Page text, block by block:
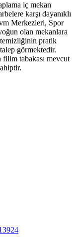
iç mekan
karşı dayanıklı
Merkezleri, Spor
olan mekanlara
temizliğinin pratik
görmektedir.
tabakası mevcut